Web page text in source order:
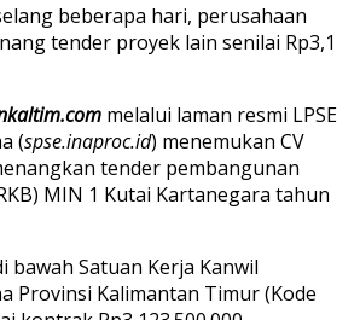
beberapa hari, perusahaan
tender proyek lain senilai Rp3,1
melalui laman resmi LPSE
(spse.inaproc.id) menemukan CV
tender pembangunan
MIN 1 Kutai Kartanegara tahun
bawah Satuan Kerja Kanwil
Provinsi Kalimantan Timur (Kode